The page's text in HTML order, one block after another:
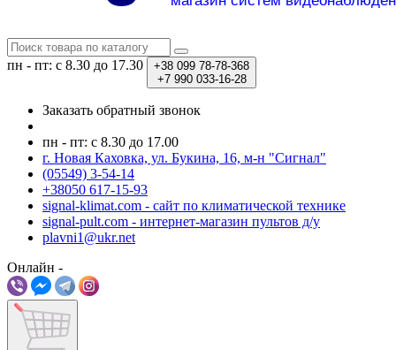
пн - пт: с 8.30 до 17.30 +38 099 78-78-368
+7990 033-16-28
Заказать обратный звонок
пн - пт: с 8.30 до 17.00
г. Новая Каховка, ул. Букина, 16, м-н "Сигнал"
(05549) 3-54-14
+38050 617-15-93
signal-klimat.com - сайт по климатической технике
signal-pult.com - интернет-магазин пультов д/у
plavni1@ukr.net
Онлайн -